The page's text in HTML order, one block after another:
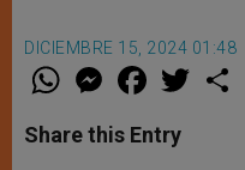
DICIEMBRE 15, 2024 01:48
W
t
s
M
e
s
e
F
a
e
b
w
Share this Entry